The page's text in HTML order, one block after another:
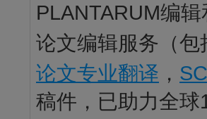
PLANTARUM编
论文编辑服务（包
论文专业翻译 ，
稿件，已助力全